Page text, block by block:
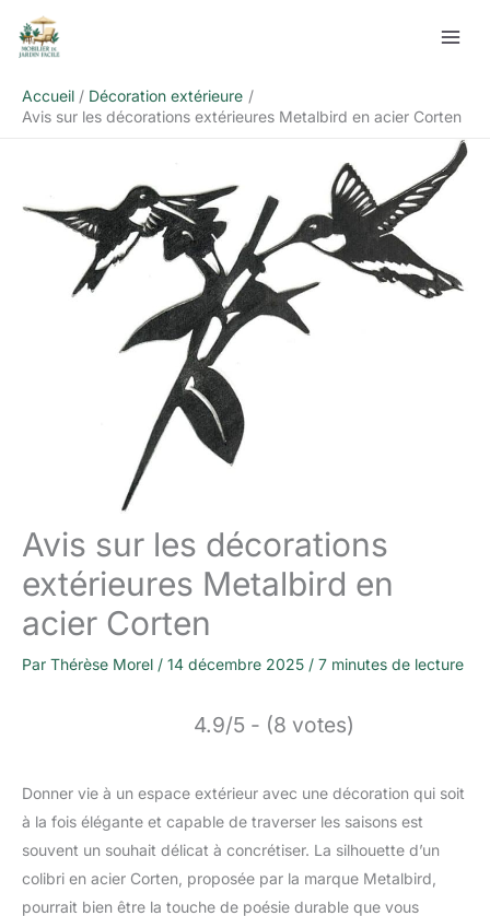
Accueil
Décoration extérieure
Avis sur les décorations extérieures Metalbird en acier Corten
Avis sur les décorations
extérieures Metalbird en
acier Corten
Par Thérèse Morel / 14 décembre 2025 / 7 minutes de lecture
4.9/5 - (8 votes)
Donner vie à un espace extérieur avec une décoration qui soit
à la fois élégante et capable de traverser les saisons est
souvent un souhait délicat à concrétiser. La silhouette d’un
colibri en acier Corten, proposée par la marque Metalbird,
pourrait bien être la touche de poésie durable que vous
Rechercher